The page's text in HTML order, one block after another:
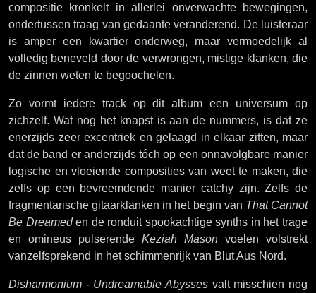
compositie kronkelt in allerlei onverwachte bewegingen,
ondertussen traag van gedaante veranderend. De luisteraar
is amper een kwartier onderweg, maar vermoedelijk al
volledig beneveld door de verwrongen, mistige klanken, die
de zinnen weten te begoochelen.
Zo vormt iedere track op dit album een universum op
zichzelf. Wat nog het knapst is aan de nummers, is dat ze
enerzijds zeer excentriek en gelaagd in elkaar zitten, maar
dat de band er anderzijds tóch op een onnavolgbare manier
logische en vloeiende composities van weet te maken, die
zelfs op een bevreemdende manier catchy zijn. Zelfs de
fragmentarische gitaarklanken in het begin van That Cannot
Be Dreameden de ronduit spookachtige synths in het trage
en omineus pulserende Keziah Mason voelen volstrekt
vanzelfsprekend in het schimmenrijk van Blut Aus Nord.
Disharmonium - Undreamable Abysses valt misschien nog